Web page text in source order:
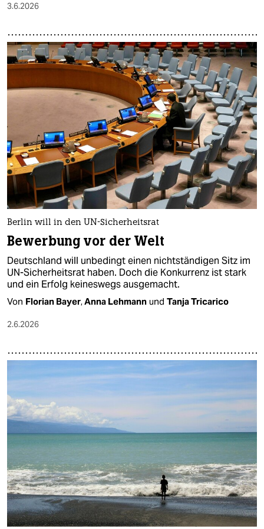
3.6.2026
Berlin will in den UN-Sicherheitsrat
Bewerbung vor der Welt
Deutschland will unbedingt einen nichtständigen Sitz im
UN-Sicherheitsrat haben. Doch die Konkurrenz ist stark
und ein Erfolg keineswegs ausgemacht.
Von Florian Bayer,Anna Lehmann und Tanja Tricarico
2.6.2026